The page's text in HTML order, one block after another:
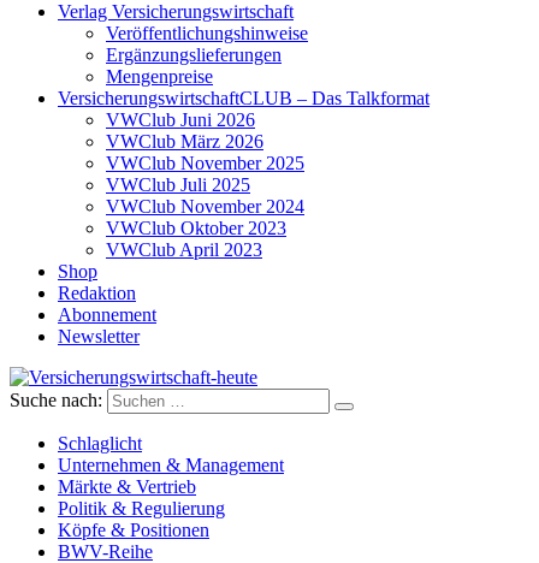
Verlag Versicherungswirtschaft
Veröffentlichungshinweise
Ergänzungslieferungen
Mengenpreise
VersicherungswirtschaftCLUB – Das Talkformat
VWClub Juni 2026
VWClub März 2026
VWClub November 2025
VWClub Juli 2025
VWClub November 2024
VWClub Oktober 2023
VWClub April 2023
Shop
Redaktion
Abonnement
Newsletter
Versicherungswirtschaft-heute
Suche nach:
Schlaglicht
Unternehmen & Management
Märkte & Vertrieb
Politik & Regulierung
Köpfe & Positionen
BWV-Reihe